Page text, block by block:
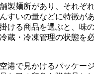
製麺所があり、それぞ
すいの量などに特徴が
ける商品を選ぶと、味
蔵・冷凍管理の状態を
港で見かけるパッケー